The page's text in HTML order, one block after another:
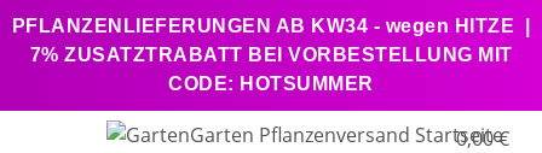
PFLANZENLIEFERUNGEN AB KW34 - wegen HITZE |
7% ZUSATZTRABATT BEI VORBESTELLUNG MIT
CODE: HOTSUMMER
0,00 €